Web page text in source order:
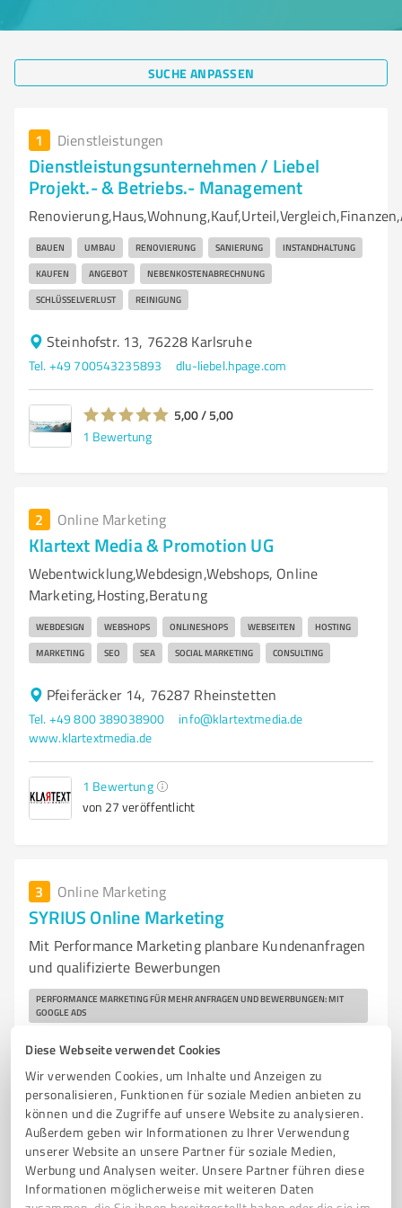
Diese Webseite verwendet Cookies
Wir verwenden Cookies, um Inhalte und Anzeigen zu
personalisieren, Funktionen für soziale Medien anbieten zu
können und die Zugriffe auf unsere Website zu analysieren.
Außerdem geben wir Informationen zu Ihrer Verwendung
unserer Website an unsere Partner für soziale Medien,
Werbung und Analysen weiter. Unsere Partner führen diese
Informationen möglicherweise mit weiteren Daten
SUCHE ANPASSEN
1 Dienstleistungen
Dienstleistungsunternehmen / Liebel
Projekt.- & Betriebs.- Management
BAUEN UMBAU RENOVIERUNG SANIERUNG INSTANDHALTUNG
KAUFEN ANGEBOT NEBENKOSTENABRECHNUNG
SCHLÜSSELVERLUST REINIGUNG
Steinhofstr. 13, 76228 Karlsruhe
Tel. +49 700543235893 dlu-liebel.hpage.com
5,00 / 5,00
1 Bewertung
2 Online Marketing
Klartext Media & Promotion UG
Webentwicklung,Webdesign,Webshops, Online
Marketing,Hosting,Beratung
WEBDESIGN WEBSHOPS ONLINESHOPS WEBSEITEN HOSTING
MARKETING SEO SEA SOCIAL MARKETING CONSULTING
Pfeiferäcker 14, 76287 Rheinstetten
Tel. +49 800 389038900
info@klartextmedia.de
www.klartextmedia.de
1 Bewertung
von 27 veröffentlicht
3 Online Marketing
SYRIUS Online Marketing
Mit Performance Marketing planbare Kundenanfragen
und qualifizierte Bewerbungen
PERFORMANCE MARKETING FÜR MEHR ANFRAGEN UND BEWERBUNGEN: MIT
GOOGLE ADS
Zehntwiesenstraße 44A, 76275 Ettlingen
Tel. +49 176 57878067
anfrageprovenexpert@syrius-online-marketing.de
www.syrius-online-marketing.de/